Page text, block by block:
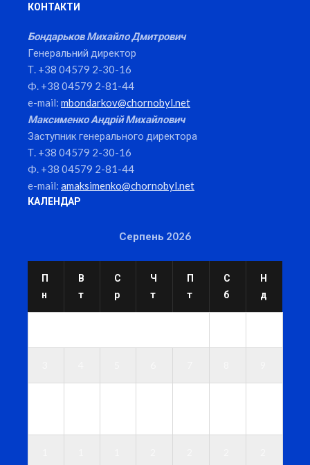
КОНТАКТИ
Бондарьков Михайло Дмитрович
Генеральний директор
Т. +38 04579 2-30-16
Ф. +38 04579 2-81-44
e-mail: mbondarkov@chornobyl.net
Максименко Андрій Михайлович
Заступник генерального директора
Т. +38 04579 2-30-16
Ф. +38 04579 2-81-44
e-mail: amaksimenko@chornobyl.net
КАЛЕНДАР
Серпень 2026
П
н
В
т
С
р
Ч
т
П
т
С
б
Н
д